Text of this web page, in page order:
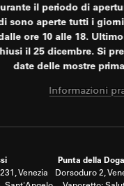
il periodo di
sono aperte tutti i
ore 10 alle 18.
il 25 dicembre. Si
date delle mostre
Informazioni
Venezia
Punta della
Dorsoduro 2,